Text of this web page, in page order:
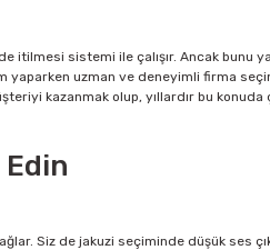
itilmesi sistemi ile çalışır. Ancak bunu
yaparken uzman ve deneyimli firma
kazanmak olup, yıllardır bu
Siz de jakuzi seçiminde düşük ses